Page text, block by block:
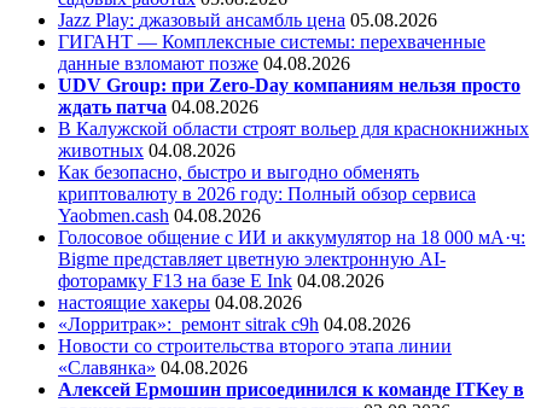
Jazz Play: джазовый ансамбль цена 05.08.2026
ГИГАНТ — Комплексные системы: перехваченные
данные взломают позже 04.08.2026
UDV Group: при Zero-Day компаниям нельзя просто
ждать патча 04.08.2026
В Калужской области строят вольер для краснокнижных
животных 04.08.2026
Как безопасно, быстро и выгодно обменять
криптовалюту в 2026 году: Полный обзор сервиса
Yaobmen.cash 04.08.2026
Голосовое общение с ИИ и аккумулятор на 18 000 мА·ч:
Bigme представляет цветную электронную AI-
фоторамку F13 на базе E Ink 04.08.2026
настоящие хакеры 04.08.2026
«Лорритрак»: ремонт sitrak c9h 04.08.2026
Новости со строительства второго этапа линии
«Славянка» 04.08.2026
Алексей Ермошин присоединился к команде ITKey в